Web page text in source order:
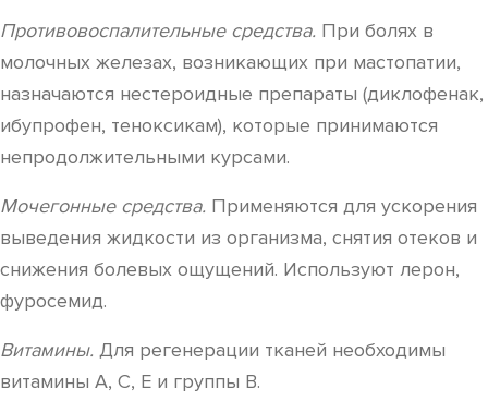
Противовоспалительные средства. При болях в
молочных железах, возникающих при мастопатии,
назначаются нестероидные препараты (диклофенак,
ибупрофен, теноксикам), которые принимаются
непродолжительными курсами.
Мочегонные средства. Применяются для ускорения
выведения жидкости из организма, снятия отеков и
снижения болевых ощущений. Используют лерон,
фуросемид.
Витамины. Для регенерации тканей необходимы
витамины А, С, Е и группы В.